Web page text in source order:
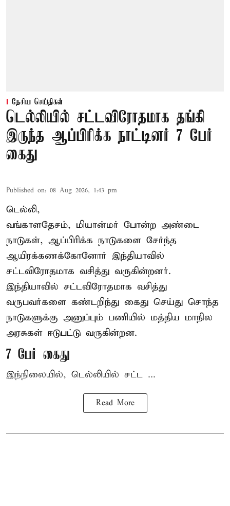
தேசிய செய்திகள்
டெல்லியில் சட்டவிரோதமாக தங்கி
இருந்த ஆப்பிரிக்க நாட்டினர் 7 பேர்
கைது
Published on: 08 Aug 2026, 1:43 pm
டெல்லி,
வங்காளதேசம், மியான்மர் போன்ற அண்டை
நாடுகள், ஆப்பிரிக்க நாடுகளை சேர்ந்த
ஆயிரக்கணக்கோனோர் இந்தியாவில்
சட்டவிரோதமாக வசித்து வருகின்றனர்.
இந்தியாவில் சட்டவிரோதமாக வசித்து
வருபவர்களை கண்டறிந்து கைது செய்து சொந்த
நாடுகளுக்கு அனுப்பும் பணியில் மத்திய மாநில
அரசுகள் ஈடுபட்டு வருகின்றன.
7 பேர் கைது
இந்நிலையில், டெல்லியில் சட்ட ...
Read More